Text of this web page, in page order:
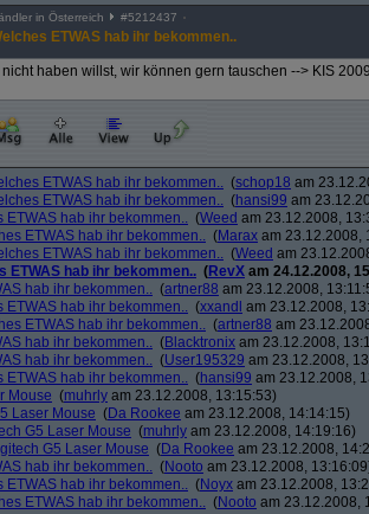
in Österreich #5212437
ETWAS hab ihr bekommen..
haben willst, wir können gern tauschen --> KIS
ETWAS hab ihr bekommen.. (schop18 am
ETWAS hab ihr bekommen.. (hansi99 am
ETWAS hab ihr bekommen.. (Weed am 23.12.2008,
ETWAS hab ihr bekommen.. (Marax am 23.12.2008,
ETWAS hab ihr bekommen.. (Weed am
ETWAS hab ihr bekommen.. (RevX am 24.12.2008,
hab ihr bekommen.. (artner88 am 23.12.2008,
ETWAS hab ihr bekommen.. (xxandl am 23.12.2008,
ETWAS hab ihr bekommen.. (artner88 am
hab ihr bekommen.. (Blacktronix am 23.12.2008,
hab ihr bekommen.. (User195329 am 23.12.2008,
ETWAS hab ihr bekommen.. (hansi99 am 23.12.2008,
Mouse (muhrly am 23.12.2008, 13:15:53)
Laser Mouse (Da Rookee am 23.12.2008, 14:14:15)
G5 Laser Mouse (muhrly am 23.12.2008, 14:19:16)
G5 Laser Mouse (Da Rookee am 23.12.2008,
hab ihr bekommen.. (Nooto am 23.12.2008,
ETWAS hab ihr bekommen.. (Noyx am 23.12.2008,
ETWAS hab ihr bekommen.. (Nooto am 23.12.2008,